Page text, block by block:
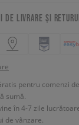
DE LIVRARE ȘI
pentru comenzi
sumă.
în 4-7 zile
de vânzare.